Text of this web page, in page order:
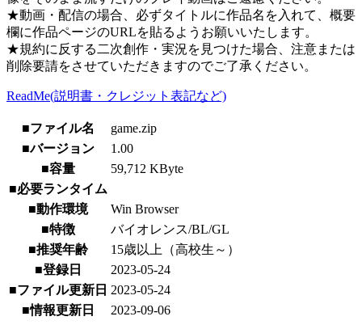
★動画・配信の場合、必ずタイトルに作品名を入れて、概要
欄に作品ページのURLを貼るようお願いいたします。
★規約に反する二次創作・実況を見つけた場合、注意または
削除要請をさせていただきますのでご了承ください。
ReadMe(説明書・クレジット表記など)
■ファイル名
game.zip
■バージョン
1.00
■容量
59,712 KByte
■必要ランタイム
■動作環境
Win Browser
■特徴
バイオレンス/BL/GL
■推奨年齢
15歳以上（高校生～）
■登録日
2023-05-24
■ファイル更新日 2023-05-24
■情報更新日
2023-09-06